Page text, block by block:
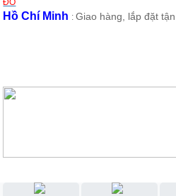
Hồ Chí Minh :Giao hàng, lắp đặt